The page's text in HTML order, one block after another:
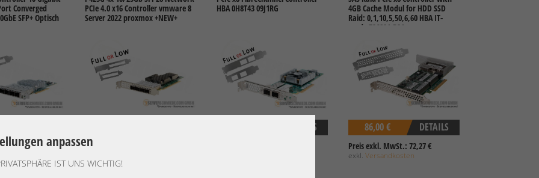
anpassen
IST UNS WICHTIG!
Converged
SFP+ Optisch
437,82 €
PCIe 4.0 x16 Controller vmware 8
Server 2022 proxmox +NEW+
Preis exkl. MwSt.: 489,08 €
HBA 0H8T43 09J1RG
DETAILS
4GB Cache Modul for HDD SSD
Raid: 0,1,10,5,50,6,60 HBA IT-
mode 726821-B21
DETAILS
86,00 €
Preis exkl. MwSt.: 72,27 €
exkl. Versandkosten